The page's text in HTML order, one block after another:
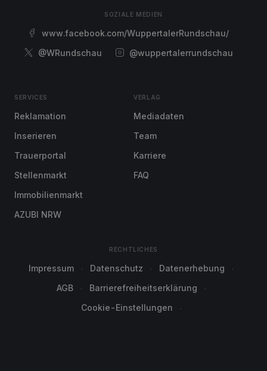
SOZIALE MEDIEN
www.facebook.com/WuppertalerRundschau/
@WRundschau
@wuppertalerrundschau
SERVICES
Reklamation
Inserieren
Trauerportal
Stellenmarkt
Immobilienmarkt
AZUBI NRW
VERLAG
Mediadaten
Team
Karriere
FAQ
RECHTLICHES
Impressum Datenschutz
Datenerhebung
AGB
Barrierefreiheitserklärung
Cookie-Einstellungen